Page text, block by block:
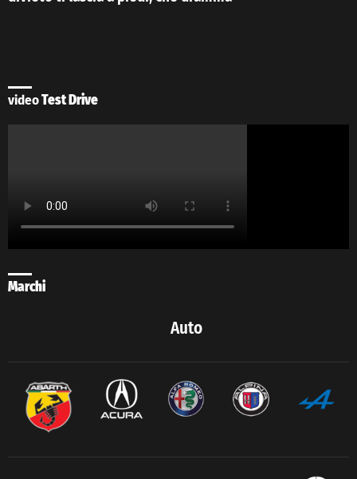
videoTest Drive
Marchi
Auto